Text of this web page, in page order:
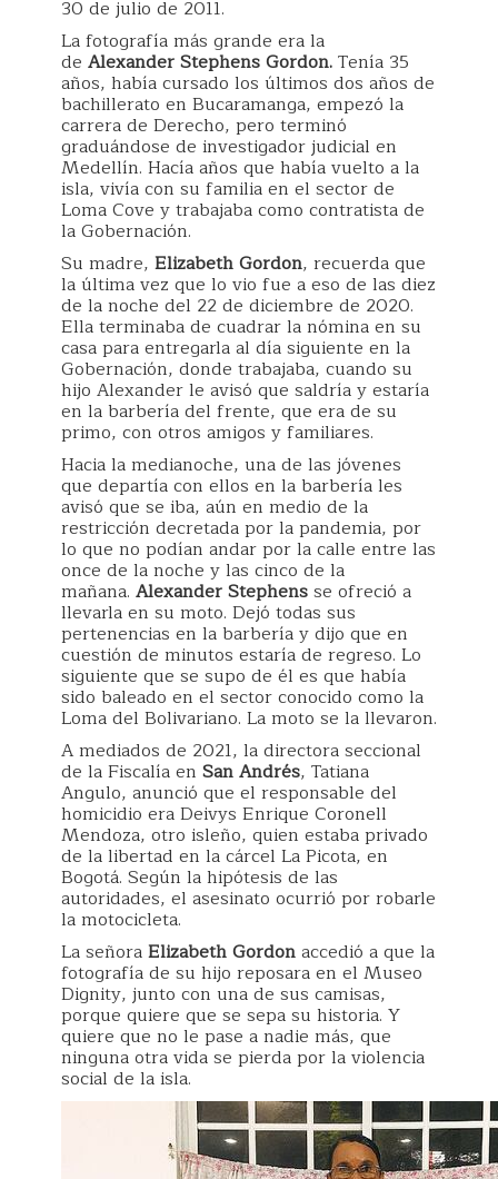
30 de julio de 2011.
La fotografía más grande era la
de Alexander Stephens Gordon.Tenía 35
años, había cursado los últimos dos años de
bachillerato en Bucaramanga, empezó la
carrera de Derecho, pero terminó
graduándose de investigador judicial en
Medellín. Hacía años que había vuelto a la
isla, vivía con su familia en el sector de
Loma Cove y trabajaba como contratista de
la Gobernación.
Su madre, Elizabeth Gordon, recuerda que
la última vez que lo vio fue a eso de las diez
de la noche del 22 de diciembre de 2020.
Ella terminaba de cuadrar la nómina en su
casa para entregarla al día siguiente en la
Gobernación, donde trabajaba, cuando su
hijo Alexander le avisó que saldría y estaría
en la barbería del frente, que era de su
primo, con otros amigos y familiares.
Hacia la medianoche, una de las jóvenes
que departía con ellos en la barbería les
avisó que se iba, aún en medio de la
restricción decretada por la pandemia, por
lo que no podían andar por la calle entre las
once de la noche y las cinco de la
mañana. Alexander Stephensse ofreció a
llevarla en su moto. Dejó todas sus
pertenencias en la barbería y dijo que en
cuestión de minutos estaría de regreso. Lo
siguiente que se supo de él es que había
sido baleado en el sector conocido como la
Loma del Bolivariano. La moto se la llevaron.
A mediados de 2021, la directora seccional
de la Fiscalía en San Andrés, Tatiana
Angulo, anunció que el responsable del
homicidio era Deivys Enrique Coronell
Mendoza, otro isleño, quien estaba privado
de la libertad en la cárcel La Picota, en
Bogotá. Según la hipótesis de las
autoridades, el asesinato ocurrió por robarle
la motocicleta.
La señoraElizabeth Gordonaccedió a que la
fotografía de su hijo reposara en el Museo
Dignity, junto con una de sus camisas,
porque quiere que se sepa su historia. Y
quiere que no le pase a nadie más, que
ninguna otra vida se pierda por la violencia
social de la isla.